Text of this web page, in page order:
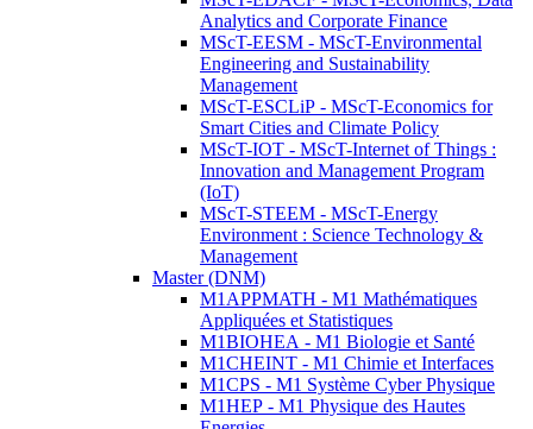
Analytics and Corporate Finance
MScT-EESM - MScT-Environmental
Engineering and Sustainability
Management
MScT-ESCLiP - MScT-Economics for
Smart Cities and Climate Policy
MScT-IOT - MScT-Internet of Things :
Innovation and Management Program
(IoT)
MScT-STEEM - MScT-Energy
Environment : Science Technology &
Management
Master (DNM)
M1APPMATH - M1 Mathématiques
Appliquées et Statistiques
M1BIOHEA - M1 Biologie et Santé
M1CHEINT - M1 Chimie et Interfaces
M1CPS - M1 Système Cyber Physique
M1HEP - M1 Physique des Hautes